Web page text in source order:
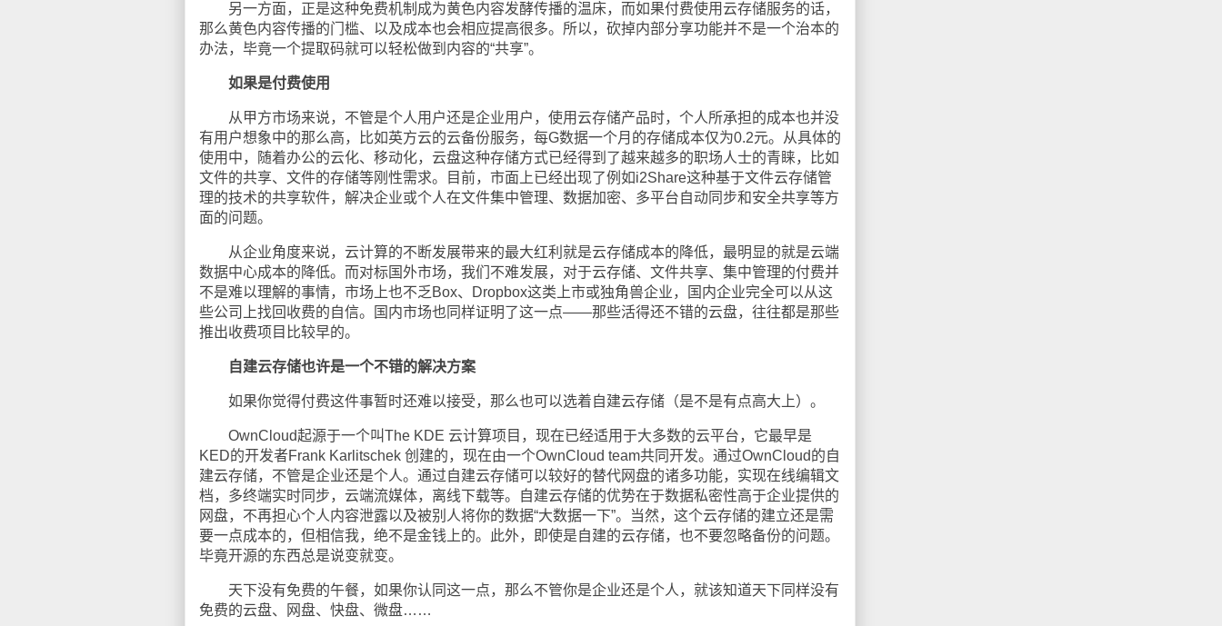
另一方面，正是这种免费机制成为黄色内容发酵传播的温床，而如果付费使用云存储服务的话，
那么黄色内容传播的门槛、以及成本也会相应提高很多。所以，砍掉内部分享功能并不是一个治本的
办法，毕竟一个提取码就可以轻松做到内容的“共享”。
如果是付费使用
从甲方市场来说，不管是个人用户还是企业用户，使用云存储产品时，个人所承担的成本也并没
有用户想象中的那么高，比如英方云的云备份服务，每G数据一个月的存储成本仅为0.2元。从具体的
使用中，随着办公的云化、移动化，云盘这种存储方式已经得到了越来越多的职场人士的青睐，比如
文件的共享、文件的存储等刚性需求。目前，市面上已经出现了例如i2Share这种基于文件云存储管
理的技术的共享软件，解决企业或个人在文件集中管理、数据加密、多平台自动同步和安全共享等方
面的问题。
从企业角度来说，云计算的不断发展带来的最大红利就是云存储成本的降低，最明显的就是云端
数据中心成本的降低。而对标国外市场，我们不难发展，对于云存储、文件共享、集中管理的付费并
不是难以理解的事情，市场上也不乏Box、Dropbox这类上市或独角兽企业，国内企业完全可以从这
些公司上找回收费的自信。国内市场也同样证明了这一点——那些活得还不错的云盘，往往都是那些
推出收费项目比较早的。
自建云存储也许是一个不错的解决方案
如果你觉得付费这件事暂时还难以接受，那么也可以选着自建云存储（是不是有点高大上）。
OwnCloud起源于一个叫The KDE 云计算项目，现在已经适用于大多数的云平台，它最早是
KED的开发者Frank Karlitschek 创建的，现在由一个OwnCloud team共同开发。通过OwnCloud的自
建云存储，不管是企业还是个人。通过自建云存储可以较好的替代网盘的诸多功能，实现在线编辑文
档，多终端实时同步，云端流媒体，离线下载等。自建云存储的优势在于数据私密性高于企业提供的
网盘，不再担心个人内容泄露以及被别人将你的数据“大数据一下”。当然，这个云存储的建立还是需
要一点成本的，但相信我，绝不是金钱上的。此外，即使是自建的云存储，也不要忽略备份的问题。
毕竟开源的东西总是说变就变。
天下没有免费的午餐，如果你认同这一点，那么不管你是企业还是个人，就该知道天下同样没有
免费的云盘、网盘、快盘、微盘……